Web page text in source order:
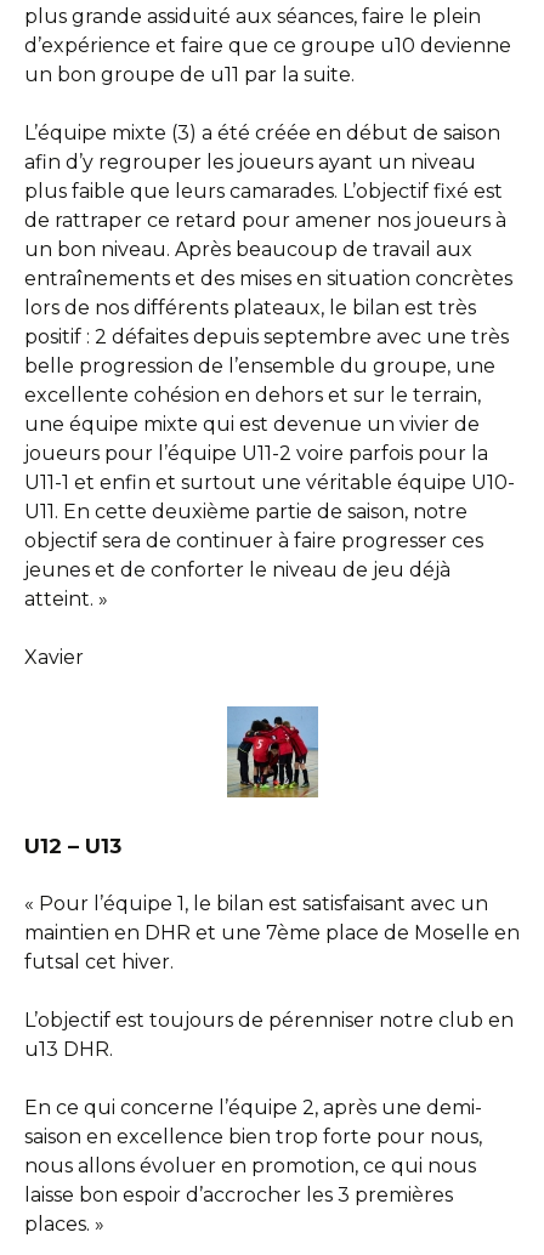
plus grande assiduité aux séances, faire le plein
d’expérience et faire que ce groupe u10 devienne
un bon groupe de u11 par la suite.
L’équipe mixte (3) a été créée en début de saison
afin d’y regrouper les joueurs ayant un niveau
plus faible que leurs camarades. L’objectif fixé est
de rattraper ce retard pour amener nos joueurs à
un bon niveau. Après beaucoup de travail aux
entraînements et des mises en situation concrètes
lors de nos différents plateaux, le bilan est très
positif : 2 défaites depuis septembre avec une très
belle progression de l’ensemble du groupe, une
excellente cohésion en dehors et sur le terrain,
une équipe mixte qui est devenue un vivier de
joueurs pour l’équipe U11-2 voire parfois pour la
U11-1 et enfin et surtout une véritable équipe U10-
U11. En cette deuxième partie de saison, notre
objectif sera de continuer à faire progresser ces
jeunes et de conforter le niveau de jeu déjà
atteint. »
Xavier
U12 – U13
« Pour l’équipe 1, le bilan est satisfaisant avec un
maintien en DHR et une 7ème place de Moselle en
futsal cet hiver.
L’objectif est toujours de pérenniser notre club en
u13 DHR.
En ce qui concerne l’équipe 2, après une demi-
saison en excellence bien trop forte pour nous,
nous allons évoluer en promotion, ce qui nous
laisse bon espoir d’accrocher les 3 premières
places. »